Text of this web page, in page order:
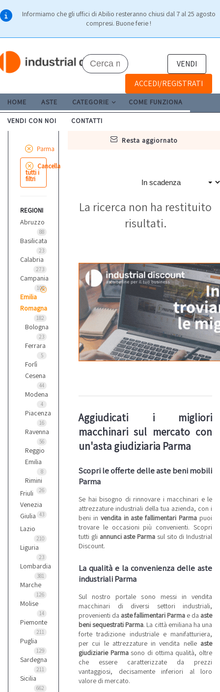
Informiamo che gli uffici di Abilio resteranno chiusi dal 7 al 25 agosto
compresi. Buone ferie !
VENDI
ACCEDI/REGISTRATI
HOME ASTE CATEGORIE COME FUNZIONA
VENDI CON NOI CONTATTI
resta aggiornato
Parma
Cancella
tutti i
filtri
REGIONI
Abruzzo
88
Basilicata
23
Calabria
273
Campania
106
Emilia
Romagna
182
Bologna
23
Ferrara
5
Forlì
Cesena
44
Modena
4
Piacenza
16
Ravenna
56
Reggio
Emilia
8
Rimini
26
Friuli
Venezia
Giulia 43
Lazio
210
Liguria
23
Lombardia
381
Marche
126
Molise
14
Piemonte
211
Puglia
129
Sardegna
211
Sicilia
662
La ricerca non ha restituito
risultati.
Aggiudicati i migliori
macchinari sul mercato con
un'asta giudiziaria Parma
Scopri le offerte delle aste beni mobili
Parma
Se hai bisogno di rinnovare i macchinari e le
attrezzature industriali della tua azienda, con i
beni in vendita in aste fallimentari Parma puoi
trovare le occasioni più convenienti. Scopri
tutti gli annunci aste Parma sul sito di Industrial
Discount.
La qualità e la convenienza delle aste
industriali Parma
Sul nostro portale sono messi in vendita
macchinari di diversi settori industriali,
provenienti da aste fallimentari Parma e da aste
beni sequestrati Parma. La città emiliana ha una
forte tradizione industriale e manifatturiera,
per cui le attrezzature in vendita nelle aste
giudiziarie Parmasono di ottima qualità, oltre
che essere caratterizzate da prezzi
vantaggiosi, decisamente inferiori al loro
valore di mercato.